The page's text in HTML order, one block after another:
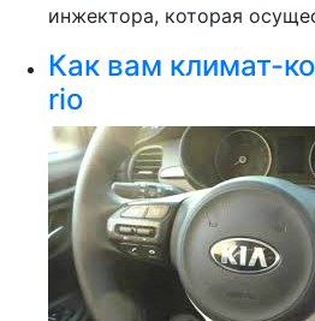
инжектора, которая
Как вам климат-
rio